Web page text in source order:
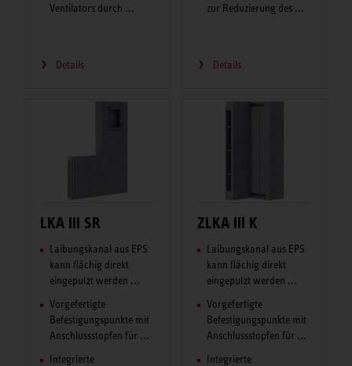
Ventilators durch ...
Details
zur Reduzierung des ...
Details
LKA III SR
Laibungskanal aus EPS
kann flächig direkt
eingeputzt werden ...
Vorgefertigte
Befestigungspunkte mit
Anschlussstopfen für ...
Integrierte
ZLKA III K
Laibungskanal aus EPS
kann flächig direkt
eingeputzt werden ...
Vorgefertigte
Befestigungspunkte mit
Anschlussstopfen für ...
Integrierte